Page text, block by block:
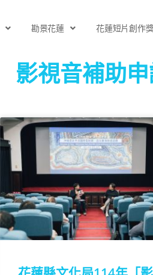
勘景花蓮 花蓮短片創作
影視音補助